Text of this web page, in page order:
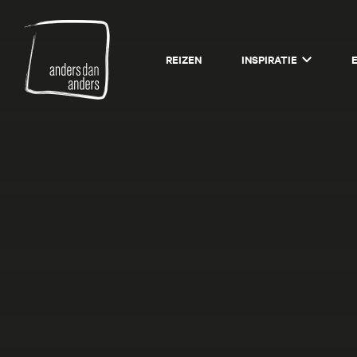
Anders
dan
Anders
REIZEN INSPIRATIE